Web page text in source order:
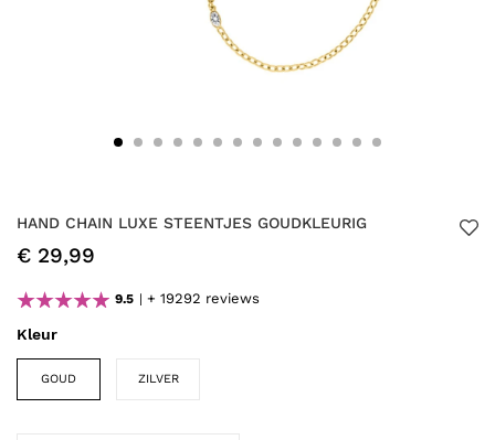
HAND CHAIN LUXE STEENTJES GOUDKLEURIG
Kleur
GOUD ZILVER
9.5 + 19292 reviews
€ 29,99